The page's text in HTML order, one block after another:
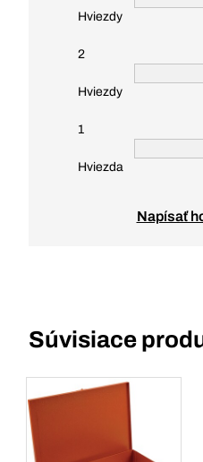
Hviezdy
2
Hviezdy
1
Hviezda
Napísať
Súvisiace